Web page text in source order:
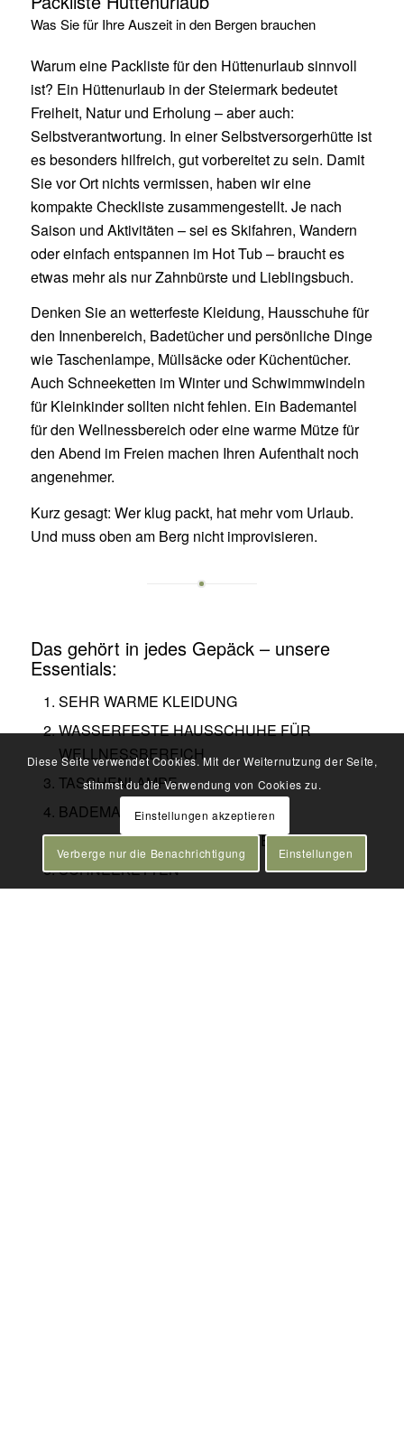
Was Sie für Ihre Auszeit in den Bergen brauchen
Warum eine Packliste für den Hüttenurlaub sinnvoll
ist? Ein Hüttenurlaub in der Steiermark bedeutet
Freiheit, Natur und Erholung – aber auch:
Selbstverantwortung. In einer Selbstversorgerhütte ist
es besonders hilfreich, gut vorbereitet zu sein. Damit
Sie vor Ort nichts vermissen, haben wir eine
kompakte Checkliste zusammengestellt. Je nach
Saison und Aktivitäten – sei es Skifahren, Wandern
oder einfach entspannen im Hot Tub – braucht es
etwas mehr als nur Zahnbürste und Lieblingsbuch.
Denken Sie an wetterfeste Kleidung, Hausschuhe für
den Innenbereich, Badetücher und persönliche Dinge
wie Taschenlampe, Müllsäcke oder Küchentücher.
Auch Schneeketten im Winter und Schwimmwindeln
für Kleinkinder sollten nicht fehlen. Ein Bademantel
für den Wellnessbereich oder eine warme Mütze für
den Abend im Freien machen Ihren Aufenthalt noch
angenehmer.
Kurz gesagt: Wer klug packt, hat mehr vom Urlaub.
Und muss oben am Berg nicht improvisieren.
Das gehört in jedes Gepäck – unsere
Essentials:
SEHR WARME KLEIDUNG
WASSERFESTE HAUSSCHUHE FÜR
WELLNESSBEREICH
TASCHENLAMPE
BADEMANTEL
SCHWIMMWINDEL FÜR KINDER
SCHNEEKETTEN
Diese Seite verwendet Cookies. Mit der Weiternutzung der Seite,
stimmst du die Verwendung von Cookies zu.
Einstellungen akzeptieren
Verberge nur die Benachrichtigung Einstellungen